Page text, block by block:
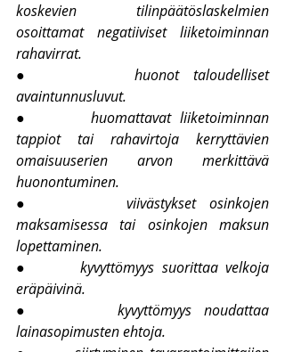
koskevien tilinpäätöslaskelmien
osoittamat negatiiviset liiketoiminnan
rahavirrat.
● huonot taloudelliset
avaintunnusluvut.
● huomattavat liiketoiminnan
tappiot tai rahavirtoja kerryttävien
omaisuuserien arvon merkittävä
huonontuminen.
● viivästykset osinkojen
maksamisessa tai osinkojen maksun
lopettaminen.
● kyvyttömyys suorittaa velkoja
eräpäivinä.
● kyvyttömyys noudattaa
lainasopimusten ehtoja.